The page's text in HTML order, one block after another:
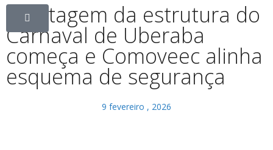
Montagem da estrutura do
Carnaval de Uberaba
começa e Comoveec alinha
esquema de segurança
9 fevereiro , 2026